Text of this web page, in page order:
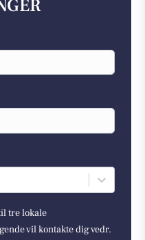
tre lokale
vil kontakte dig vedr.